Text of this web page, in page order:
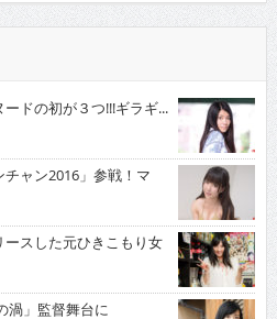
ドの初が３つ!!!ギラギ...
ャン2016」参戦！マ
スした元ひきこもり女
」監督舞台に